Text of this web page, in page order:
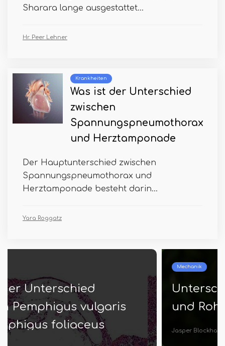
Sharara lange ausgestattet...
Hr. Peer Lehner
Krankheiten
Was ist der Unterschied
zwischen
Spannungspneumothorax
und Herztamponade
Der Hauptunterschied zwischen
Spannungspneumothorax und
Herztamponade besteht darin...
Yara Roggatz
Unterschied zwischen Schlauch
und Rohr
Jasper Blockhaus